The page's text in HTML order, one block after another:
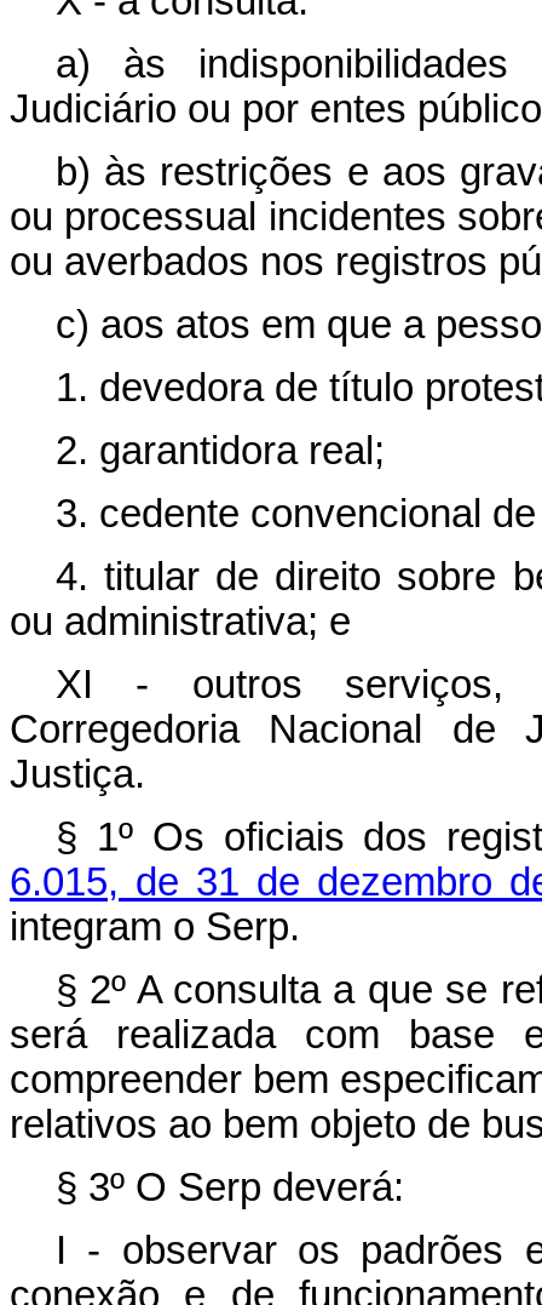
a) às
Judiciário ou por entes
b) às restrições e aos
ou processual incidentes
ou averbados nos registros
c) aos atos em que a
1. devedora de título
2. garantidora real;
3. cedente convencional
4. titular de direito sobre
ou administrativa; e
XI - outros serviços,
Corregedoria Nacional de
Justiça.
§ 1º Os oficiais dos
6.015, de 31 de dezembro
integram o Serp.
§ 2º A consulta a que se
será realizada com base
compreender bem
relativos ao bem objeto de
§ 3º O Serp deverá:
I - observar os padrões
conexão e de